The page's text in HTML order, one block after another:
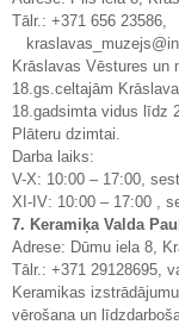
Tālr.: +371 656 23586,
Krāslavas Vēstures un
18.gs.celtajām
18.gadsimta vidus līdz
Plāteru dzimtai.
Darba laiks:
V-X: 10:00 – 17:00,
XI-IV: 10:00 – 17:00 ,
7. Keramiķa Valda
Adrese: Dūmu iela 8,
Tālr.: +371 29128695,
Keramikas
vērošana un